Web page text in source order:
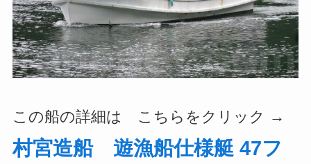
この船の詳細は こちらをクリック →
村宮造船 遊漁船仕様艇 47フ